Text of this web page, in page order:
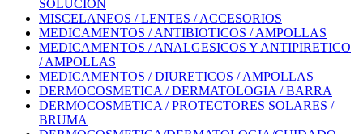
SOLUCION
MISCELANEOS / LENTES / ACCESORIOS
MEDICAMENTOS / ANTIBIOTICOS / AMPOLLAS
MEDICAMENTOS / ANALGESICOS Y ANTIPIRETICO
/ AMPOLLAS
MEDICAMENTOS / DIURETICOS / AMPOLLAS
DERMOCOSMETICA / DERMATOLOGIA / BARRA
DERMOCOSMETICA / PROTECTORES SOLARES /
BRUMA